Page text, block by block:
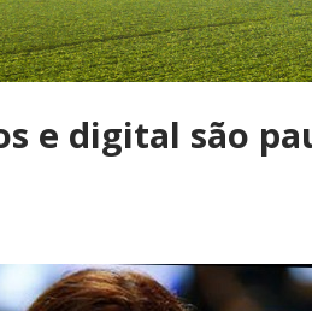
e digital são